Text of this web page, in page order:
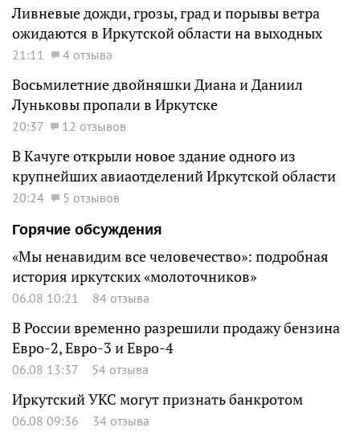
Ливневые дожди, грозы, град и порывы ветра
ожидаются в Иркутской области на выходных
21:11 4 отзыва
Восьмилетние двойняшки Диана и Даниил
Луньковы пропали в Иркутске
20:37 12 отзывов
В Качуге открыли новое здание одного из
крупнейших авиаотделений Иркутской области
20:24
5 отзывов
Горячие обсуждения
«Мы ненавидим все человечество»: подробная
история иркутских «молоточников»
06.08 10:21 84 отзыва
В России временно разрешили продажу бензина
Евро-2, Евро-3 и Евро-4
06.08 13:37 54 отзыва
Иркутский УКС могут признать банкротом
06.08 09:36 34 отзыва